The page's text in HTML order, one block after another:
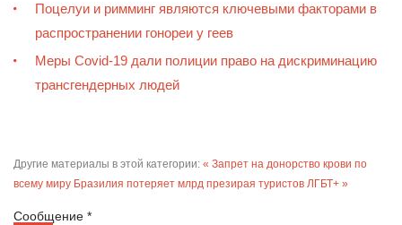
Поцелуи и римминг являются ключевыми факторами в
распространении гонореи у геев
Меры Covid-19 дали полиции право на дискриминацию
трансгендерных людей
Другие материалы в этой категории: « Запрет на донорство крови по
всему миру Бразилия потеряет млрд презирая туристов ЛГБТ+ »
Сообщение *